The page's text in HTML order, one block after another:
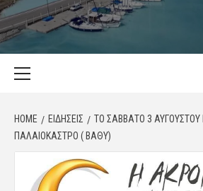
HOME ΕΙΔΗΣΕΙΣ
ΤΟ ΣΆΒΒΑΤΟ 3
ΠΑΛΑΙΌΚΑΣΤΡΟ ( ΒΑΘΎ)